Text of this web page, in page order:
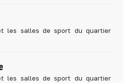
les salles de sport du quartier
les salles de sport du quartier